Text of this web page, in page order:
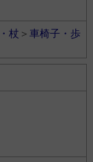
杖 ＞ 車椅子・歩